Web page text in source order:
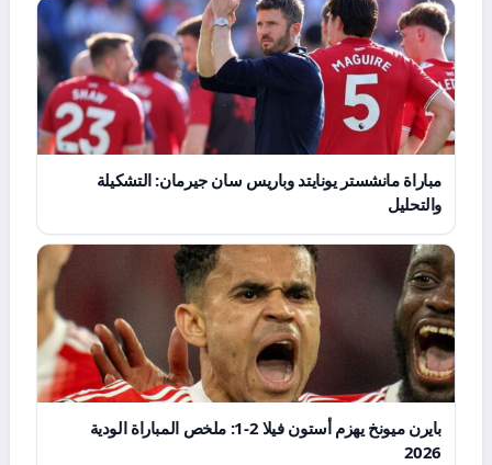
مباراة مانشستر يونايتد وباريس سان جيرمان: التشكيلة
والتحليل
بايرن ميونخ يهزم أستون فيلا 2-1: ملخص المباراة الودية
2026